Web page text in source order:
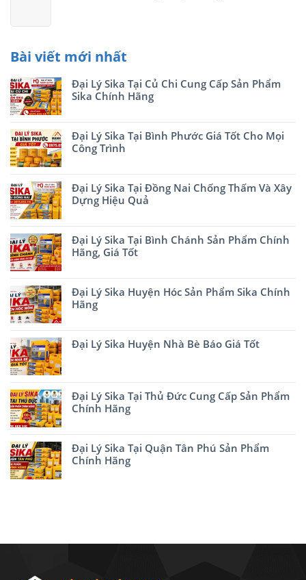
Bài viết mới nhất
Đại Lý Sika Tại Củ Chi Cung Cấp Sản Phẩm
Sika Chính Hãng
Đại Lý Sika Tại Bình Phước Giá Tốt Cho Mọi
Công Trình
Đại Lý Sika Tại Đồng Nai Chống Thấm Và Xây
Dựng Hiệu Quả
Đại Lý Sika Tại Bình Chánh Sản Phẩm Chính
Hãng, Giá Tốt
Đại Lý Sika Huyện Hóc Sản Phẩm Sika Chính
Hãng
Đại Lý Sika Huyện Nhà Bè Báo Giá Tốt
Đại Lý Sika Tại Thủ Đức Cung Cấp Sản Phẩm
Chính Hãng
Đại Lý Sika Tại Quận Tân Phú Sản Phẩm
Chính Hãng